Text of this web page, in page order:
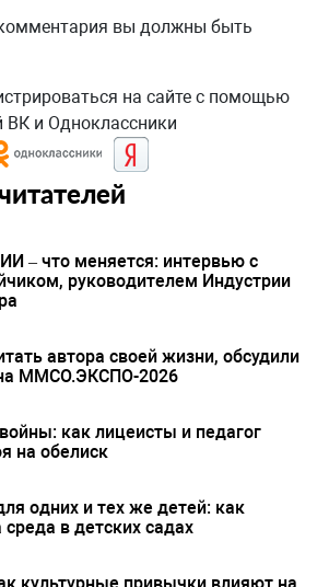
вы должны быть
на сайте с помощью
ВК и Одноклассники
– что меняется: интервью с
руководителем Индустрии
автора своей жизни, обсудили
ММСО.ЭКСПО-2026
как лицеисты и педагог
на обелиск
одних и тех же детей: как
среда в детских садах